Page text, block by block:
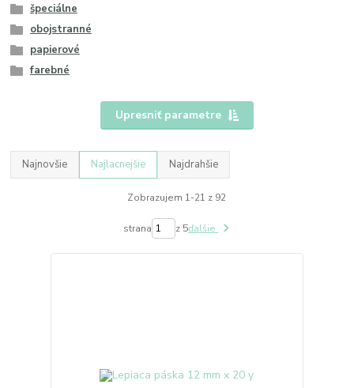
špeciálne
obojstranné
papierové
farebné
Upresniť parametre
Najnovšie Najlacnejšie Najdrahšie
Zobrazujem 1-21 z 92
strana z 5ďalšie